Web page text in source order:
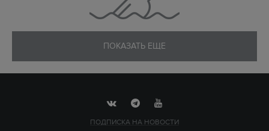
ПОКАЗАТЬ ЕЩЕ
ПОДПИСКА НА НОВОСТИ